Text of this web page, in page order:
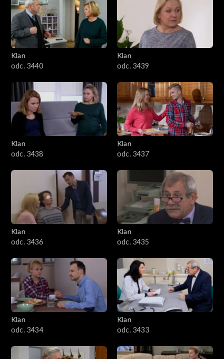
Klan
odc. 3440
Klan
odc. 3439
Klan
odc. 3438
Klan
odc. 3437
Klan
odc. 3436
Klan
odc. 3435
Klan
odc. 3434
Klan
odc. 3433